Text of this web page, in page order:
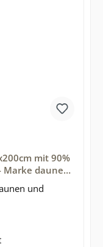
mit 90%
Marke daunen-
und